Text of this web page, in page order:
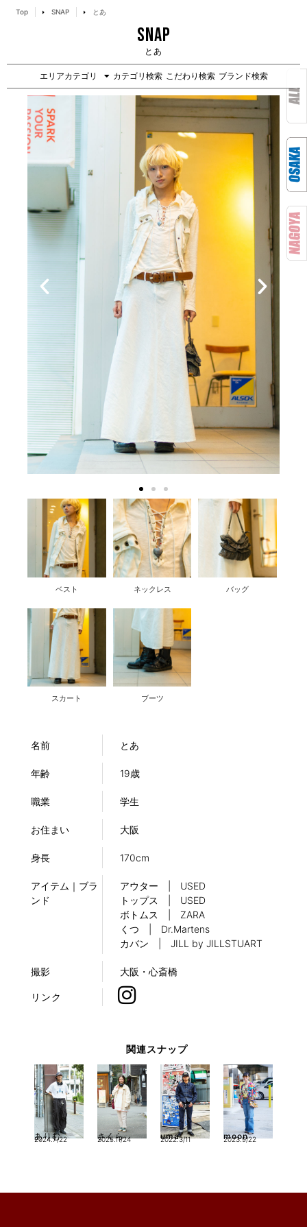
Top SNAP とあ
SNAP
とあ
エリアカテゴリ カテゴリ検索 こだわり検索 ブランド検索
ベスト ネックレス バッグ
スカート ブーツ
名前 とあ
年齢 19歳
職業 学生
お住まい 大阪
身長 170cm
アイテム｜ブラ
ンド
アウター | USED
トップス | USED
ボトムス | ZARA
くつ | Dr.Martens
カバン | JILL by JILLSTUART
撮影 大阪・心斎橋
リンク
関連スナップ
ありむ
2024.7/22 さくら
2025.11/24 uma
2022.3/11 moon
2023.9/22